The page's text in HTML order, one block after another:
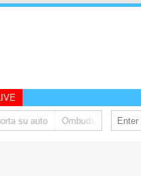
su auto Ombudsman ta